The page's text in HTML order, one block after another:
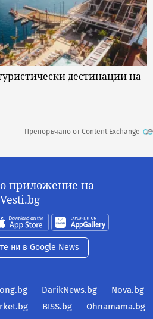
дестинации на
Препоръчано от Content Exchange
приложение на
Vesti.bg
ни в Google News
DarikNews.bg
Nova.bg
BISS.bg
Ohnamama.bg